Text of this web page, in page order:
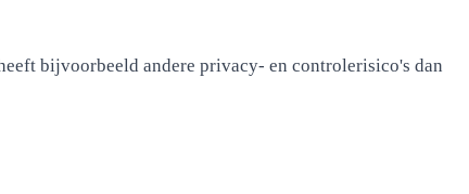
bijvoorbeeld andere privacy- en controlerisico's dan